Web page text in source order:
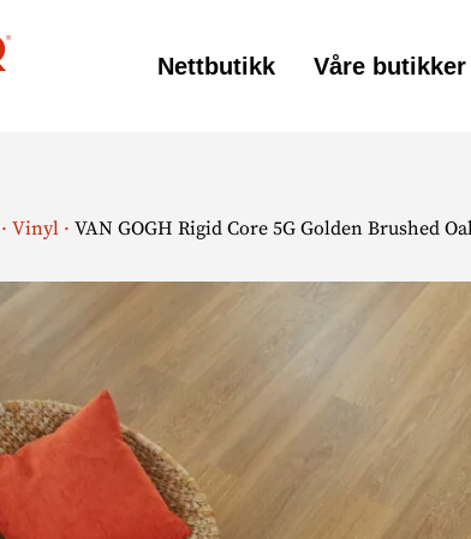
Nettbutikk Våre butikker
· Vinyl · VAN GOGH Rigid Core 5G Golden Brushed